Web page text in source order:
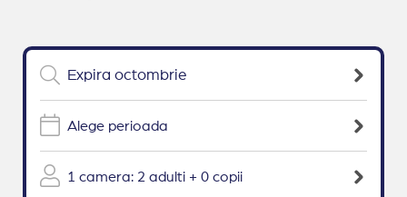
Alege perioada
1 camera: 2 adulti + 0 copii